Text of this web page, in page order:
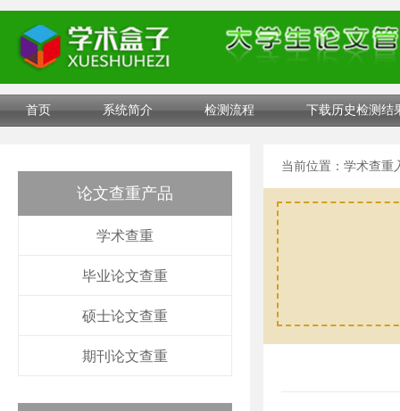
首页 系统简介 检测流程 下载历史检测结
论文查重产品
学术查重
毕业论文查重
硕士论文查重
期刊论文查重
当前位置： 学术查重